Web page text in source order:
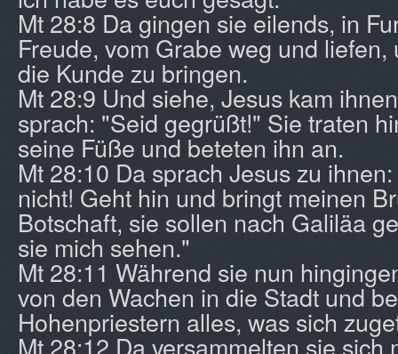
Mt 28:8 Da gingen sie eilends, in
Freude, vom Grabe weg und
die Kunde zu bringen.
Mt 28:9 Und siehe, Jesus kam
sprach: "Seid gegrüßt!" Sie traten
seine Füße und beteten ihn an.
Mt 28:10 Da sprach Jesus zu
nicht! Geht hin und bringt meinen
Botschaft, sie sollen nach Galiläa
sie mich sehen."
Mt 28:11 Während sie nun
von den Wachen in die Stadt und
Hohenpriestern alles, was sich
Mt 28:12 Da versammelten sie sich